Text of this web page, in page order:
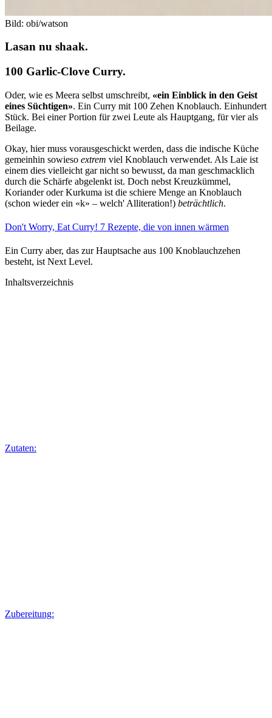
Bild: obi/watson
Lasan nu shaak.
100 Garlic-Clove Curry.
Oder, wie es Meera selbst umschreibt, «ein Einblick in den Geist
eines Süchtigen». Ein Curry mit 100 Zehen Knoblauch. Einhundert
Stück. Bei einer Portion für zwei Leute als Hauptgang, für vier als
Beilage.
Okay, hier muss vorausgeschickt werden, dass die indische Küche
gemeinhin sowieso extrem viel Knoblauch verwendet. Als Laie ist
einem dies vielleicht gar nicht so bewusst, da man geschmacklich
durch die Schärfe abgelenkt ist. Doch nebst Kreuzkümmel,
Koriander oder Kurkuma ist die schiere Menge an Knoblauch
(schon wieder ein «k» – welch' Alliteration!) beträchtlich.
Don't Worry, Eat Curry! 7 Rezepte, die von innen wärmen
Ein Curry aber, das zur Hauptsache aus 100 Knoblauchzehen
besteht, ist Next Level.
Inhaltsverzeichnis
Zutaten:
Zubereitung: